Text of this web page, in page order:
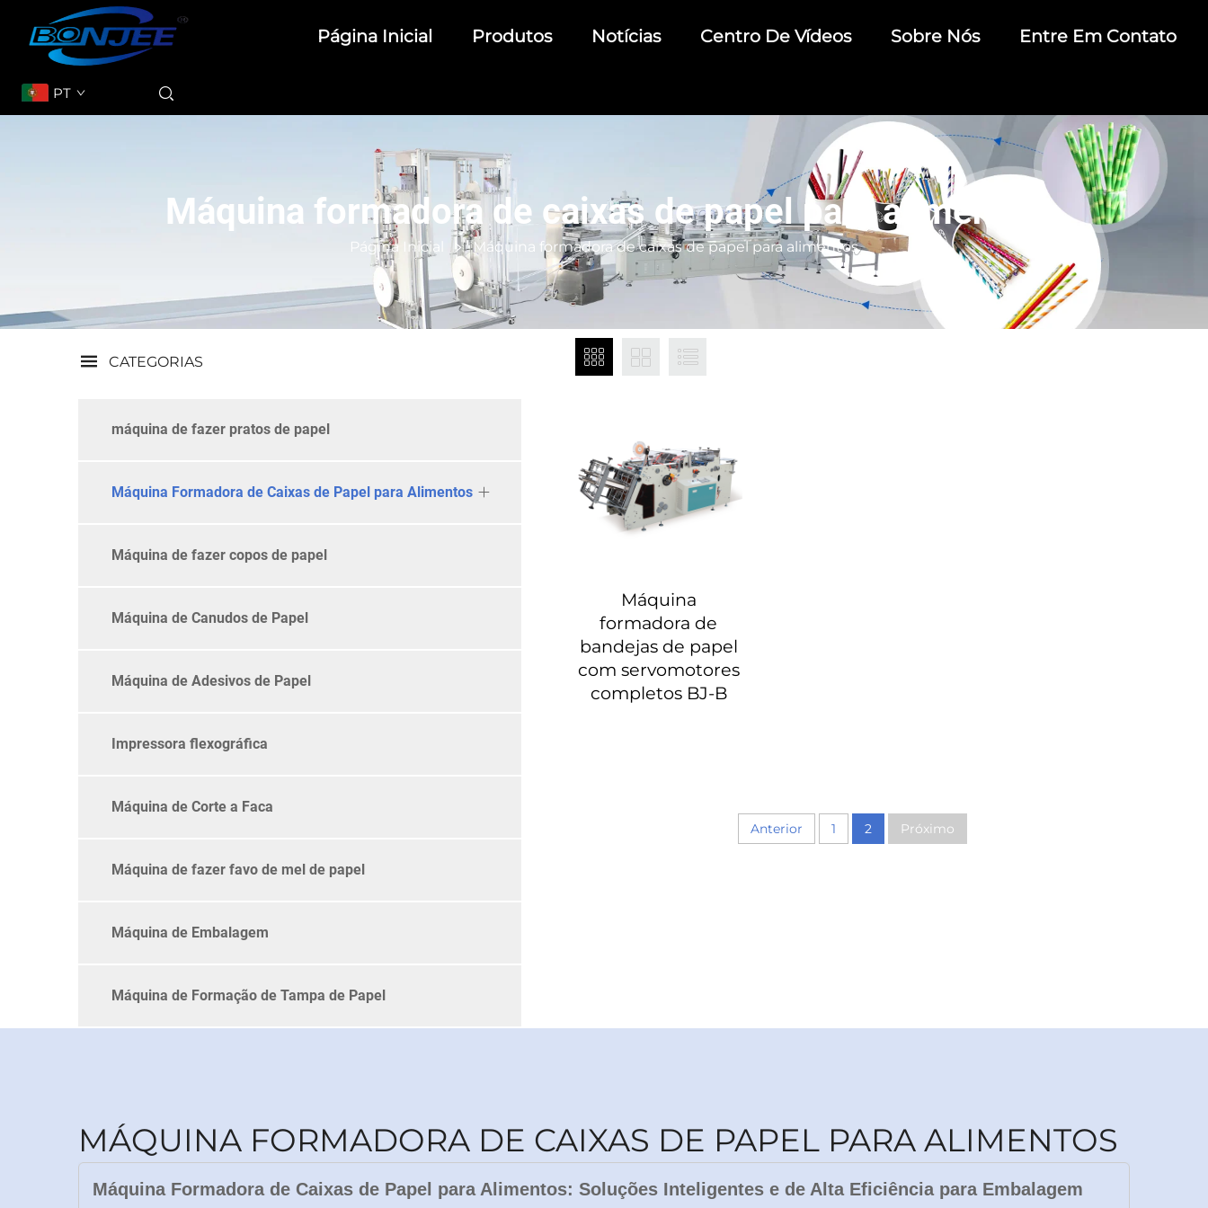
Página Inicial Produtos Notícias Centro De Vídeos Sobre Nós Entre Em Contato
PT
Máquina formadora de caixas de papel para alimentos
Página Inicial Máquina formadora de caixas de papel para alimentos
CATEGORIAS
máquina de fazer pratos de papel
Máquina Formadora de Caixas de Papel para Alimentos
Máquina de fazer copos de papel
Máquina de Canudos de Papel
Máquina de Adesivos de Papel
Impressora flexográfica
Máquina de Corte a Faca
Máquina de fazer favo de mel de papel
Máquina de Embalagem
Máquina de Formação de Tampa de Papel
Máquina
formadora de
bandejas de papel
com servomotores
completos BJ-B
Anterior 1 2 Próximo
MÁQUINA FORMADORA DE CAIXAS DE PAPEL PARA ALIMENTOS
Máquina Formadora de Caixas de Papel para Alimentos: Soluções Inteligentes e de Alta Eficiência para Embalagem